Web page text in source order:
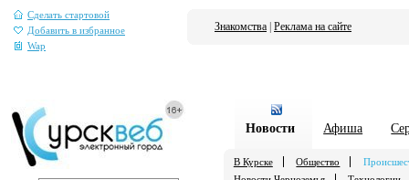
Сделать стартовой
Добавить в избранное
Wap
Знакомства Реклама на сайте
Новости Афиша
В Курске Общество